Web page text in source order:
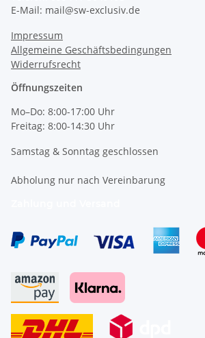
E-Mail: mail@sw-exclusiv.de
Impressum
Allgemeine Geschäftsbedingungen
Widerrufsrecht
Öffnungszeiten
Mo–Do: 8:00-17:00 Uhr
Freitag: 8:00-14:30 Uhr
Samstag & Sonntag geschlossen
Abholung nur nach Vereinbarung